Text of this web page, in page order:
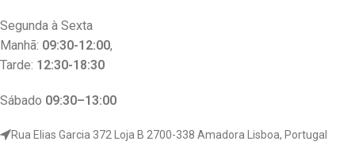
Segunda à Sexta
Manhã: 09:30-12:00,
Tarde: 12:30-18:30
Sábado 09:30–13:00
Rua Elias Garcia 372 Loja B 2700-338 Amadora Lisboa, Portugal